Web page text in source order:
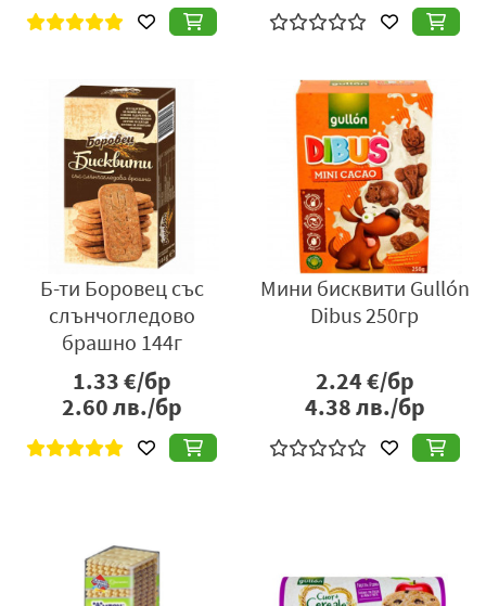
Б-ти Боровец със
слънчогледово
брашно 144г
1.33€/бр
2.60лв./бр
Мини бисквити Gullón
Dibus 250гр
2.24€/бр
4.38лв./бр